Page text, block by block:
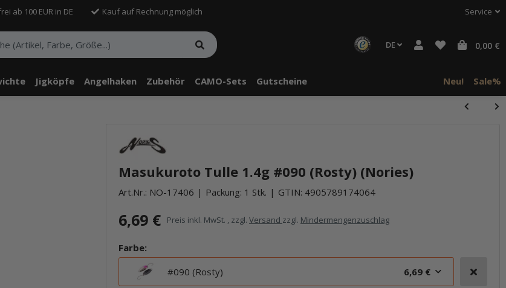
ab 100 EUR in DE Kauf auf Rechnung möglich Service
DE 0,00 €
Jigköpfe Angelhaken Zubehör CAMO-Sets Gutscheine Neu! Sale%
Du Inhalte von Drittanbietern (Youtube). Möchtest Du Inhalte von
bekommen, klicke bitte in den Einstellungen zur Privatssphäre "Alle
akzeptieren" und lade anschließend die Seite neu.Masukuroto Tulle 1.4g #090 (Rosty) (Nories)
Art.Nr.: NO-17406 Packung: 1 Stk. GTIN: 4905789174064
6,69 € Preis inkl. MwSt. , zzgl. Versand zzgl. Mindermengenzuschlag
Farbe:
#090 (Rosty)
6,69 €